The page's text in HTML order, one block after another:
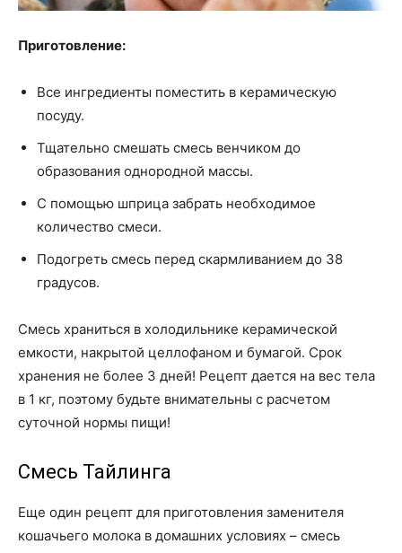
Приготовление:
Все ингредиенты поместить в керамическую
посуду.
Тщательно смешать смесь венчиком до
образования однородной массы.
С помощью шприца забрать необходимое
количество смеси.
Подогреть смесь перед скармливанием до 38
градусов.
Смесь храниться в холодильнике керамической
емкости, накрытой целлофаном и бумагой. Срок
хранения не более 3 дней! Рецепт дается на вес тела
в 1 кг, поэтому будьте внимательны с расчетом
суточной нормы пищи!
Смесь Тайлинга
Еще один рецепт для приготовления заменителя
кошачьего молока в домашних условиях – смесь